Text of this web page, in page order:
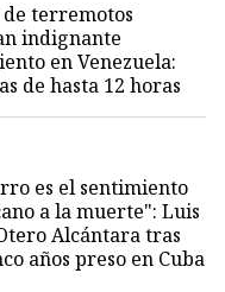
terremotos
indignante
en Venezuela:
de hasta 12 horas
es el sentimiento
a la muerte": Luis
Alcántara tras
años preso en Cuba